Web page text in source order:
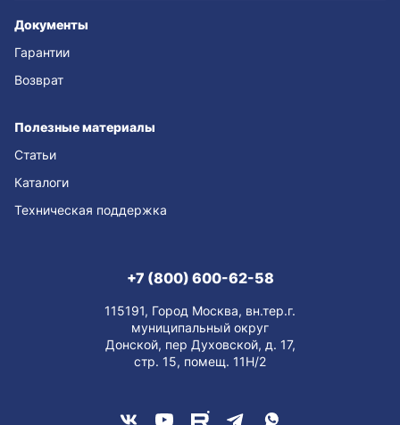
Документы
Гарантии
Возврат
Полезные материалы
Статьи
Каталоги
Техническая поддержка
+7 (800) 600-62-58
115191, Город Москва, вн.тер.г.
муниципальный округ
Донской, пер Духовской, д. 17,
стр. 15, помещ. 11Н/2